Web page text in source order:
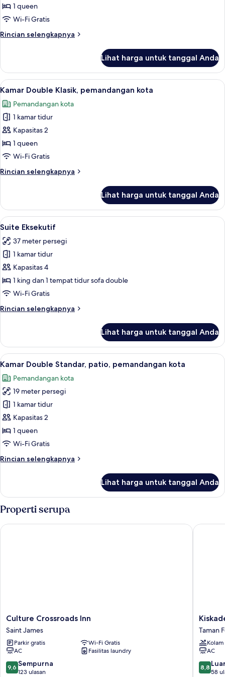
1 queen
Wi-Fi Gratis
Rincian selengkapnya
Rincian
Kamar
Lihat harga untuk tanggal Anda
Lihat
semua
foto
untuk
Kamar
Double
Klasik,
kota
Tirai kedap cahaya, setrika/meja
5
Kamar Double Klasik, pemandangan kota
Pemandangan kota
1 kamar tidur
Kapasitas 2
1 queen
Wi-Fi Gratis
Rincian selengkapnya
Rincian
Kamar
Double
Klasik,
kota
Lihat harga untuk tanggal Anda
Lihat
semua
foto
untuk
Suite
Eksekutif
Suite Eksekutif | Tirai kedap cahaya,
10
Suite Eksekutif
37 meter persegi
1 kamar tidur
Kapasitas 4
1 king dan 1 tempat tidur sofa double
Wi-Fi Gratis
Rincian selengkapnya
Rincian
Suite
Eksekutif
Lihat harga untuk tanggal Anda
Lihat
semua
foto
untuk
Kamar
Double
Standar,
patio,
kota
Tirai kedap cahaya, setrika/meja
9
Kamar Double Standar, patio, pemandangan kota
Pemandangan kota
19 meter persegi
1 kamar tidur
Kapasitas 2
1 queen
Wi-Fi Gratis
Rincian selengkapnya
Rincian
Kamar
Double
Standar,
patio,
pemandangan
Lihat harga untuk tanggal Anda
Properti serupa
Culture
Crossroads
Inn
Saint
James
Culture Crossroads Inn
Saint James
Parkir gratis
Wi-Fi Gratis
AC
Fasilitas laundry
9.6
dari
9,6 Sempurna
123 ulasan
Culture Crossroads Inn
Korner
Taman
Federasi
Taman
AC
8.8
dari
8,8
58